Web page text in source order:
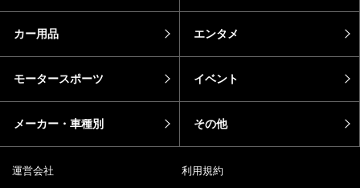
カー用品 エンタメ
モータースポーツ イベント
メーカー・車種別 その他
運営会社 利用規約